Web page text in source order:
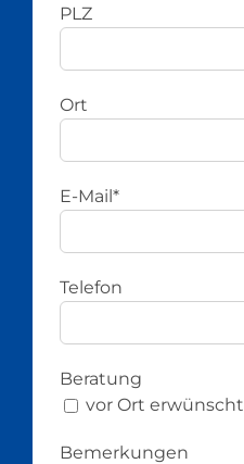
PLZ
Ort
E-Mail*
Telefon
Beratung
vor Ort erwünscht
Bemerkungen